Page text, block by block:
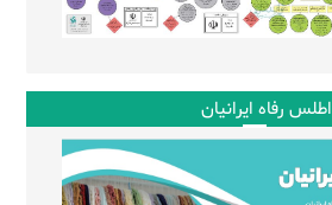
اطلس رفاه ایرانیان